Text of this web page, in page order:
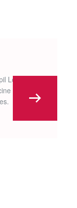
Logic freine
et apaise